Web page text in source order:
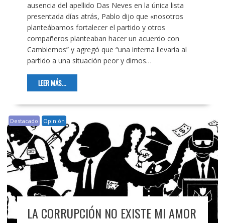
ausencia del apellido Das Neves en la única lista
presentada días atrás, Pablo dijo que «nosotros
planteábamos fortalecer el partido y otros
compañeros planteaban hacer un acuerdo con
Cambiemos” y agregó que “una interna llevaría al
partido a una situación peor y dimos…
LEER MÁS...
Destacado Opinión
LA CORRUPCIÓN NO EXISTE MI AMOR